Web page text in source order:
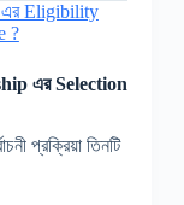
এর Eligibility
?
এরSelection
প্রক্রিয়া তিনটি